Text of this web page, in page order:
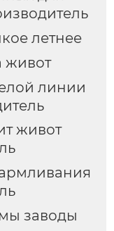
летнее
живот
линии
живот
заводы